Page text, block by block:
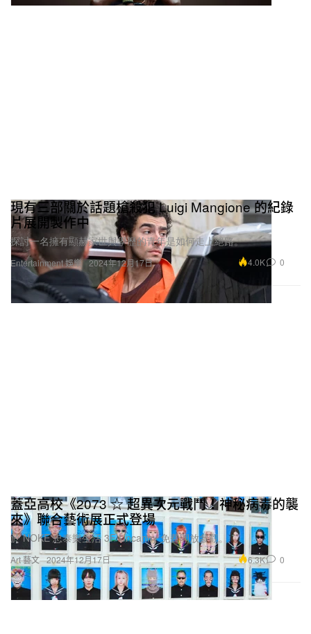
Entertainment 娛樂
現有三部關於話題槍殺犯 Luigi Mangione 的紀錄
片展開製作中
探討一名擁有顯赫家世與學歷的青年是如何走上絕路。
2024年12月17日 4.0K 0
Art 藝文
蓋亞高校《2073 ☆ 超異次元戰鬥！神秘病毒的襲
來》聯合藝術展正式登場
於 NOKE 忠泰樂生活 3F Uncanny 免費開放參觀。
2024年12月17日 6.3K 0